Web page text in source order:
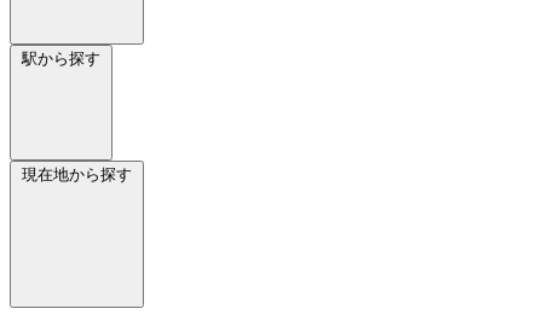
駅から探す
現在地から探す